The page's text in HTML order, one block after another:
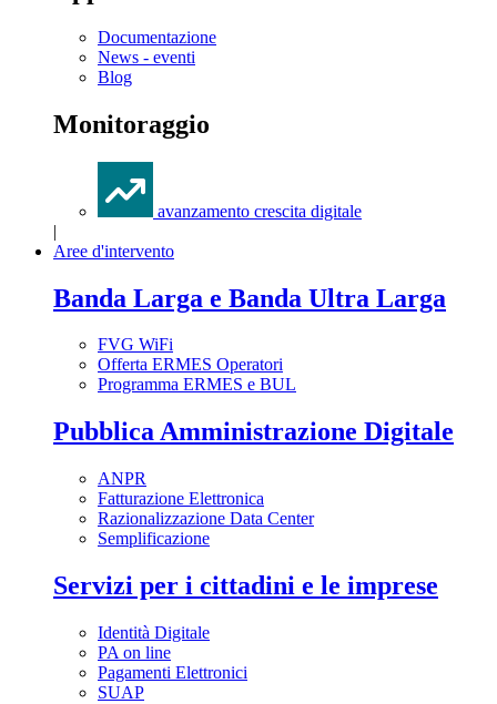
Documentazione
News - eventi
Blog
Monitoraggio
avanzamento crescita digitale
|
Aree d'intervento
Banda Larga e Banda Ultra Larga
FVG WiFi
Offerta ERMES Operatori
Programma ERMES e BUL
Pubblica Amministrazione Digitale
ANPR
Fatturazione Elettronica
Razionalizzazione Data Center
Semplificazione
Servizi per i cittadini e le imprese
Identità Digitale
PA on line
Pagamenti Elettronici
SUAP